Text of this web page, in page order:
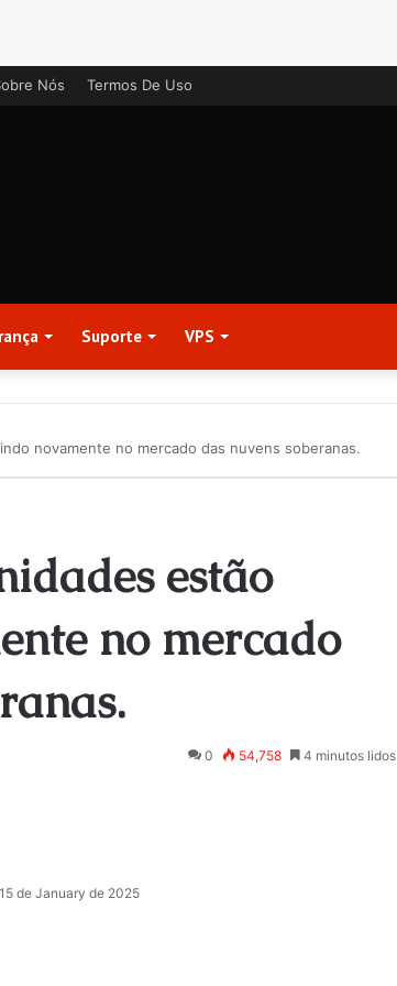
Nós Termos De Uso
Suporte VPS
novamente no mercado das nuvens soberanas.
estão
no mercado
15 de January de 2025
0 54,758 4 minutos lidos